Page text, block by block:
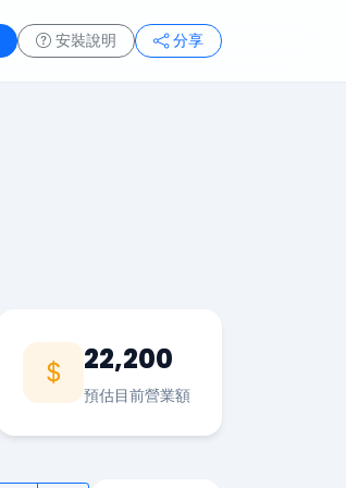
安裝說明 分享
22,200
預估目前營業額